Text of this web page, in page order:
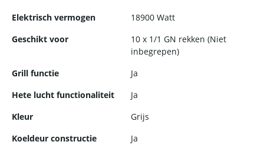
T-bereidingsopties en een iCareSystem voor zelfreiniging.
Capaciteit
10 niveau’s voor 1/1 GN-toebehoren, in de lengte in te
van 68 mm
Elektrisch vermogen
18900 Watt
Geschikt voor
10 x 1/1 GN rekken (Niet
inbegrepen)
Grill functie
Ja
Hete lucht functionaliteit
Ja
Kleur
Grijs
Koeldeur constructie
Ja